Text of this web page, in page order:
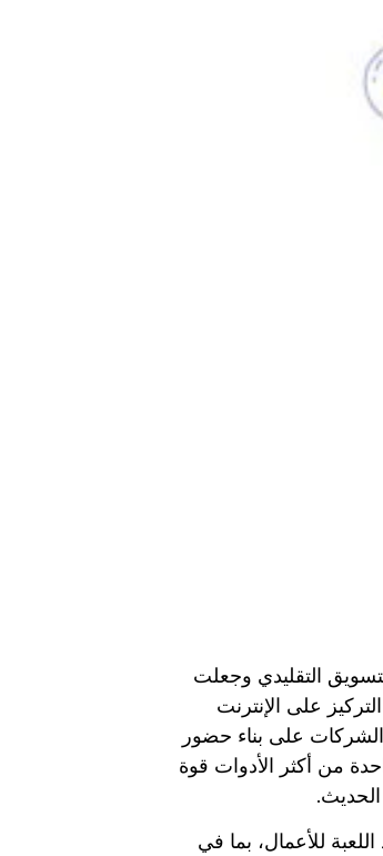
التقليدي وجعلت
على الإنترنت
على بناء حضور
من أكثر الأدوات قوة
للأعمال، بما في